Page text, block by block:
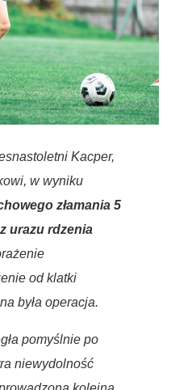
Kacper,
w wyniku
złamania 5
urazu rdzenia
od klatki
była operacja.
pomyślnie po
niewydolność